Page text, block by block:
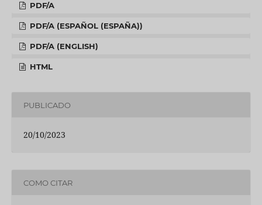
PDF/A
PDF/A (ESPAÑOL (ESPAÑA))
PDF/A (ENGLISH)
HTML
PUBLICADO
20/10/2023
COMO CITAR